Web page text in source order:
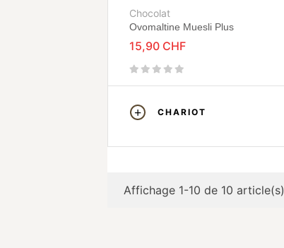
Chocolat
Ovomaltine Muesli Plus
15,90 CHF
CHARIOT
Affichage 1-10 de 10 article(s)